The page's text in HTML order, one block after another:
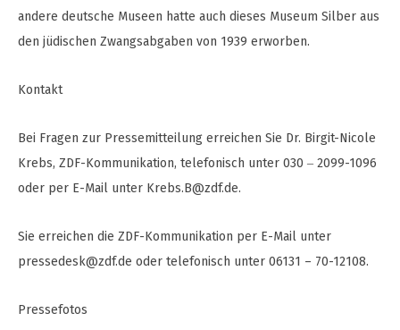
andere deutsche Museen hatte auch dieses Museum Silber aus
den jüdischen Zwangsabgaben von 1939 erworben.
Kontakt
Bei Fragen zur Pressemitteilung erreichen Sie Dr. Birgit-Nicole
Krebs, ZDF-Kommunikation, telefonisch unter 030 ‒ 2099-1096
oder per E-Mail unter Krebs.B@zdf.de.
Sie erreichen die ZDF-Kommunikation per E-Mail unter
pressedesk@zdf.de oder telefonisch unter 06131 – 70-12108.
Pressefotos